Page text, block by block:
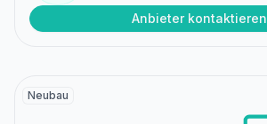
Anbieter kontaktieren
Neubau